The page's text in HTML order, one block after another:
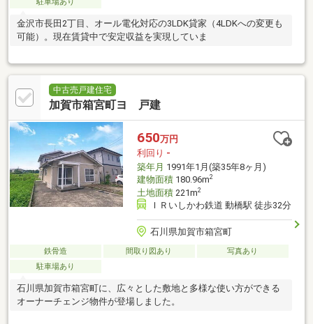
駐車場あり
金沢市長田2丁目、オール電化対応の3LDK貸家（4LDKへの変更も
可能）。現在賃貸中で安定収益を実現していま
中古売戸建住宅
加賀市箱宮町ヨ 戸建
650万円
利回り -
築年月 1991年1月(築35年8ヶ月)
建物面積180.96m2
土地面積221m2
ＩＲいしかわ鉄道 動橋駅 徒歩32分
石川県加賀市箱宮町
鉄骨造 間取り図あり
写真あり
駐車場あり
石川県加賀市箱宮町に、広々とした敷地と多様な使い方ができる
オーナーチェンジ物件が登場しました。